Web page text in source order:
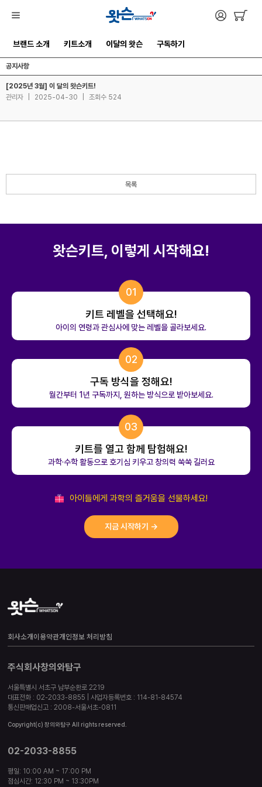
브랜드 소개 키트소개 이달의 왓슨 구독하기
공지사항
[2025년 3월] 이 달의 왓슨키트!
관리자
2025-04-30 조회수 524
목록
왓슨키트, 이렇게 시작해요!
01
키트 레벨을 선택해요!
아이의 연령과 관심사에 맞는 레벨을 골라보세요.
02
구독 방식을 정해요!
월간부터 1년 구독까지, 원하는 방식으로 받아보세요.
03
키트를 열고 함께 탐험해요!
과학·수학 활동으로 호기심 키우고 창의력 쑥쑥 길러요
아이들에게 과학의 즐거움을 선물하세요!
지금 시작하기 →
회사소개이용약관개인정보 처리방침
주식회사창의와탐구
서울특별시 서초구 남부순환로 2219
대표전화 : 02-2033-8855 | 사업자등록번호 : 114-81-84574
통신판매업신고 : 2008-서울서초-0811
Copyright(c) 창의와탐구 All rights reserved.
02-2033-8855
평일: 10:00 AM ~ 17:00 PM
점심시간: 12:30 PM ~ 13:30PM